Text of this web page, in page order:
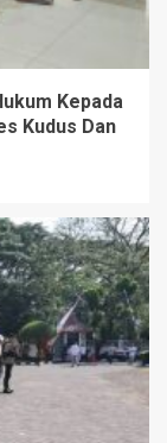
Kepada
Kudus Dan